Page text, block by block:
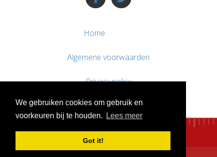
We gebruiken cookies om gebruik en
voorkeuren bij te houden.
Lees meer
Got it!
Home
Algemene voorwaarden
Privacy policy
Contact / Support